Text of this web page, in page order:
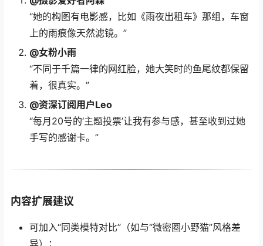
“她的构图有电影感，比如《雨夜出租车》那组，车窗
上的雨痕像天然滤镜。”
@女粉小雨
“不同于千篇一律的网红脸，她大笑时的鱼尾纹都保留
着，很真实。”
@资深订阅用户Leo
“每月20号的‘主题投票’让我有参与感，甚至收到过她
手写的感谢卡。”
内容扩展建议
可加入“同类模特对比”（如与“微密圈小野猫”风格差
异）；